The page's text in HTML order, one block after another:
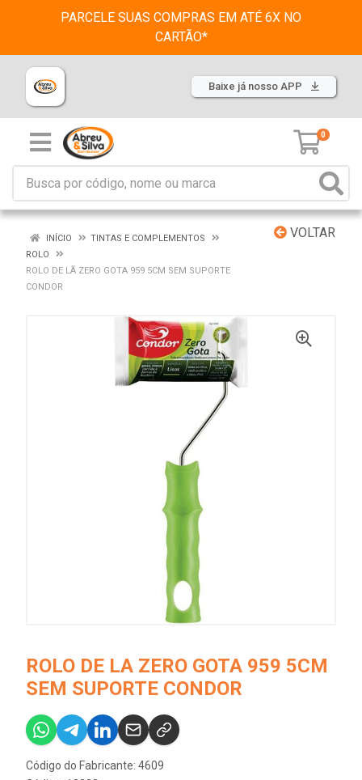
PARCELE SUAS COMPRAS EM ATÉ 6X NO
CARTÃO*
Baixe já nosso APP
0
VOLTAR
INÍCIO
TINTAS E COMPLEMENTOS
ROLO
ROLO DE LÃ ZERO GOTA 959 5CM SEM SUPORTE
CONDOR
ROLO DE LA ZERO GOTA 959 5CM
SEM SUPORTE CONDOR
Código do Fabricante: 4609